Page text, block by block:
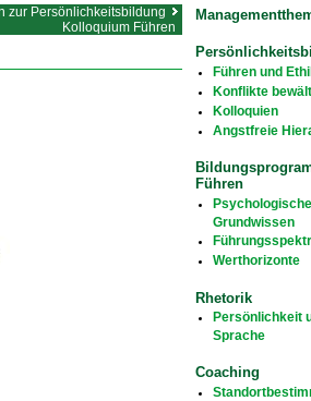
zur Persönlichkeitsbildung
Kolloquium Führen
Führen und
Konflikte
Kolloquien
Angstfreie
Führen
Grundwissen
Werthorizonte
Rhetorik
Persönlichkeit
Sprache
Coaching